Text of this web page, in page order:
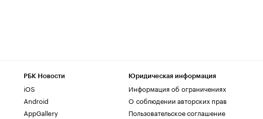
РБК Новости
iOS
Android
AppGallery
Юридическая информация
Информация об ограничениях
О соблюдении авторских прав
Пользовательское соглашение